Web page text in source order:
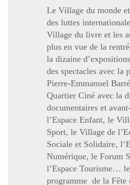
Le Village du monde et
des luttes
Village du livre et les
plus en vue de la
la dizaine
des spectacles avec la
Pierre-Emmanuel
Quartier Ciné avec la
documentaires et
l’Espace Enfant, le
Sport, le Village de
Sociale et Solidaire,
Numérique, le Forum
l’Espace Tourisme… le
programme de la Fête